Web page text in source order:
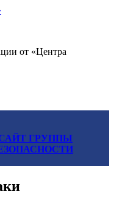
от «Центра
ГРУППЫ